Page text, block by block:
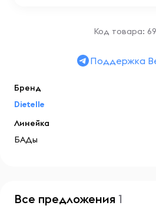
Код товара:
Поддержка
Бренд
Dietelle
Линейка
БАДы
Все предложения 1